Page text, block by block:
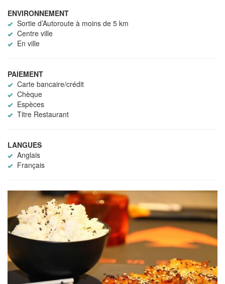
ENVIRONNEMENT
Sortie d’Autoroute à moins de 5 km
Centre ville
En ville
PAIEMENT
Carte bancaire/crédit
Chèque
Espèces
Titre Restaurant
LANGUES
Anglais
Français